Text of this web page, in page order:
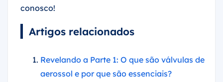
conosco!
Artigos relacionados
Revelando a Parte 1: O que são válvulas de
aerossol e por que são essenciais?